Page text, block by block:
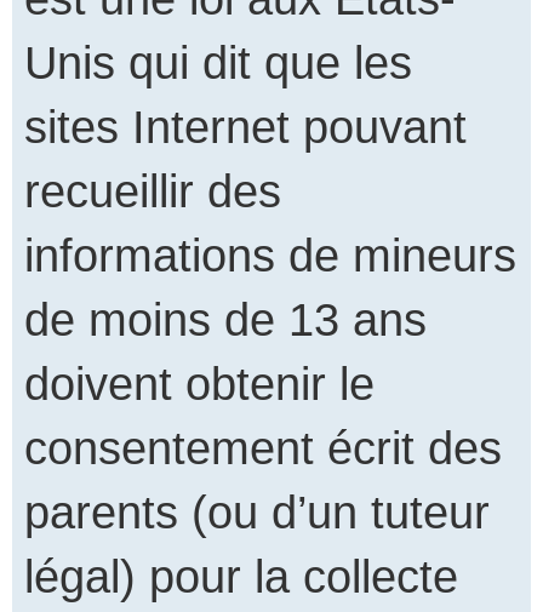
Unis qui dit que les
sites Internet pouvant
recueillir des
informations de mineurs
de moins de 13 ans
doivent obtenir le
consentement écrit des
parents (ou d’un tuteur
légal) pour la collecte